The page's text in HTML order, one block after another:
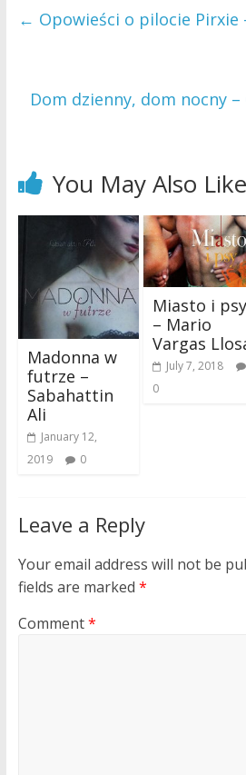
← Opowieści o pilocie Pirxie
Dom dzienny, dom nocny
You May Also Like
Madonna w
futrze –
Sabahattin
Ali
January 12,
2019
0
Miasto i psy
– Mario
Vargas
July 7, 2018
0
Leave a Reply
Your email address will not be
fields are marked *
Comment*